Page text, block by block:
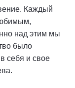
Каждый
над этим мы
было
себя и свое